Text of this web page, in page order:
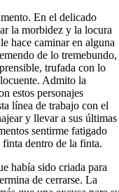
En el delicado
la morbidez y la locura
hace caminar en alguna
de lo tremebundo,
trufada con lo
Admito la
estos personajes
línea de trabajo con el
y llevar a sus últimas
sentirme fatigado
dentro de la finta.
había sido criada para
de cerrarse. La